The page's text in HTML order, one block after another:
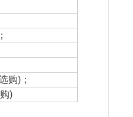
购)；
)